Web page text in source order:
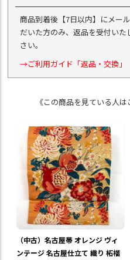
商品到着後【7日以内】にメー
だいた方のみ、返品を受付い
さい。
→ご利用ガイド「返品・交換」
《この商品を見ている人
（中古）名古屋帯 オレンジ ヴィ
ンテージ 名古屋仕立て 織り 柘榴